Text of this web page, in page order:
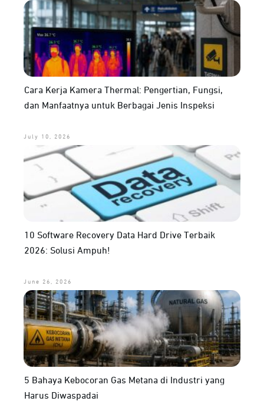
Cara Kerja Kamera Thermal: Pengertian, Fungsi,
dan Manfaatnya untuk Berbagai Jenis Inspeksi
July 10, 2026
10 Software Recovery Data Hard Drive Terbaik
2026: Solusi Ampuh!
June 26, 2026
5 Bahaya Kebocoran Gas Metana di Industri yang
Harus Diwaspadai